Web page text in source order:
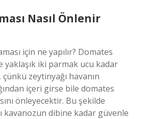
Nasıl Önlenir
için ne yapılır? Domates
yaklaşık iki parmak ucu kadar
zeytinyağı havanın
içeri girse bile domates
önleyecektir. Bu şekilde
kavanozun dibine kadar güvenle